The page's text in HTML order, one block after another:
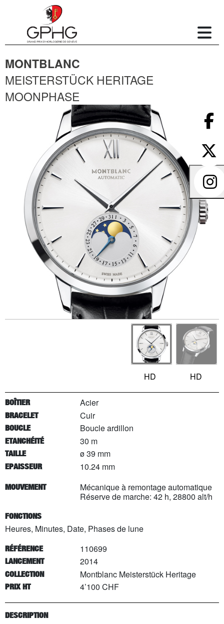
MONTBLANC
MEISTERSTÜCK HERITAGE
MOONPHASE
HD HD
BOÎTIER Acier
BRACELET Cuir
BOUCLE Boucle ardillon
ETANCHÉITÉ 30 m
TAILLE ø 39 mm
EPAISSEUR 10.24 mm
MOUVEMENT
Mécanique à remontage automatique
Réserve de marche: 42 h, 28800 alt/h
FONCTIONS
Heures, Minutes, Date, Phases de lune
RÉFÉRENCE 110699
LANCEMENT 2014
COLLECTION Montblanc Meisterstück Heritage
PRIX HT 4’100 CHF
DESCRIPTION